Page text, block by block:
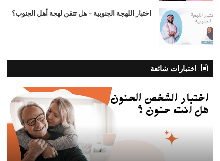
اختبار اللهجة الجنوبية – هل تتقن لهجة أهل الجنوب؟
اختبارات شائعة
اختبار
الشخص
الحنون،